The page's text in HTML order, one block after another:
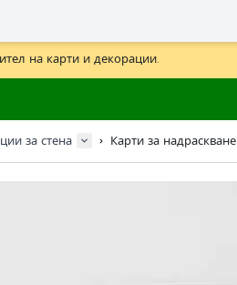
при поръчки над 59 €.
за една нощ.
за стена Карти за надраскване